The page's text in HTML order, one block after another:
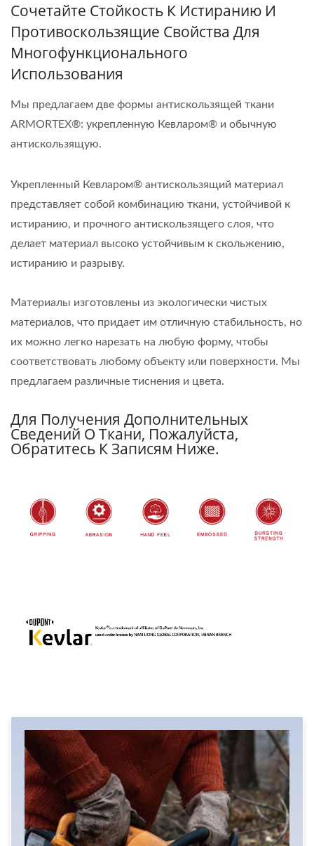
Сочетайте Стойкость К Истиранию И
Противоскользящие Свойства Для
Многофункционального
Использования
Мы предлагаем две формы антискользящей ткани
ARMORTEX®: укрепленную Кевларом® и обычную
антискользящую.
Укрепленный Кевларом® антискользящий материал
представляет собой комбинацию ткани, устойчивой к
истиранию, и прочного антискользящего слоя, что
делает материал высоко устойчивым к скольжению,
истиранию и разрыву.
Материалы изготовлены из экологически чистых
материалов, что придает им отличную стабильность, но
их можно легко нарезать на любую форму, чтобы
соответствовать любому объекту или поверхности. Мы
предлагаем различные тиснения и цвета.
Для Получения Дополнительных
Сведений О Ткани, Пожалуйста,
Обратитесь К Записям Ниже.